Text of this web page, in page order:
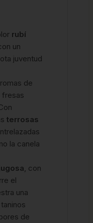
rubí
un
juventud
de
fresas
terrosas
la canela
, con
el
una
de